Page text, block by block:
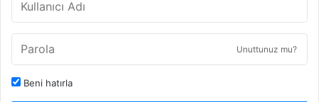
Unuttunuz mu?
Beni hatırla